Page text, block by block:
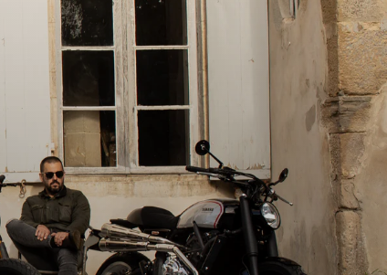
Motorcycle, built by Bad Winners
Queiros, built by Rua Machines
Monge, built by Café Racer SSpirit
Ugo Coppola, built by Garage221
XSR700 “BW Tribute” by SLCDR